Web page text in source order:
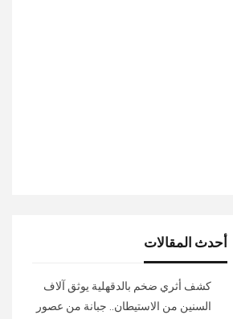
أحدث المقالات
كشف أثري ضخم بالدقهلية يوثق آلاف
السنين من الاستيطان.. جبانة من عصور